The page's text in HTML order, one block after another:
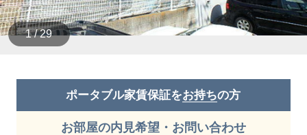
1 / 29
ポータブル家賃保証をお持ちの方
お部屋の内見希望・お問い合わせ